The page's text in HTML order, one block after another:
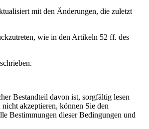
mit den Änderungen, die zuletzt
wie in den Artikeln 52 ff. des
Bestandteil davon ist, sorgfältig lesen
akzeptieren, können Sie den
Bestimmungen dieser Bedingungen und